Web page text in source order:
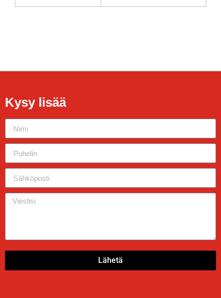
Kysy lisää
Lähetä